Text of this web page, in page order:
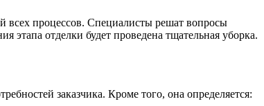
всех процессов. Специалисты решат вопросы
этапа отделки будет проведена тщательная уборка.
заказчика. Кроме того, она определяется: